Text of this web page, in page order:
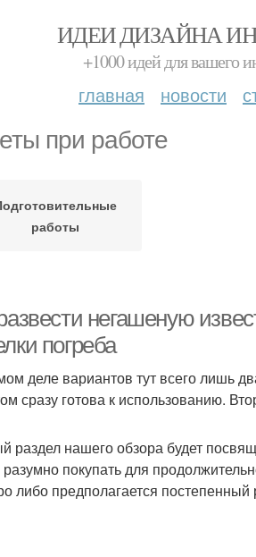
ИДЕИ ДИЗАЙНА
+1000 идей для вашего
главная новости
при работе
работы
негашеную
погреба
деле вариантов тут всего лишь
сразу готова к использованию.
раздел нашего обзора будет
покупать для
либо предполагается постепенный